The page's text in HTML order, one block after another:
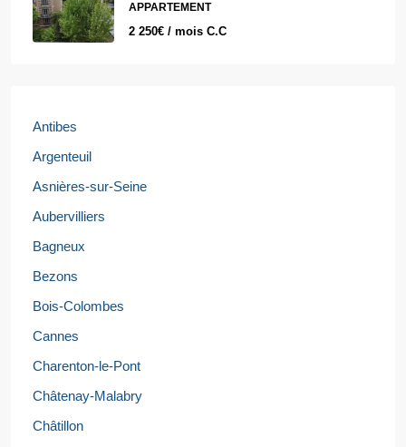
APPARTEMENT
2 250€ / mois C.C
Antibes
Argenteuil
Asnières-sur-Seine
Aubervilliers
Bagneux
Bezons
Bois-Colombes
Cannes
Charenton-le-Pont
Châtenay-Malabry
Châtillon